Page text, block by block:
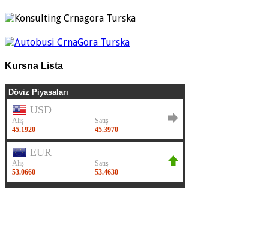
Kursna Lista